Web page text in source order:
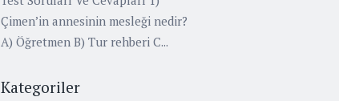
Çimen’in annesinin mesleği nedir?
A) Öğretmen B) Tur rehberi C...
Kategoriler